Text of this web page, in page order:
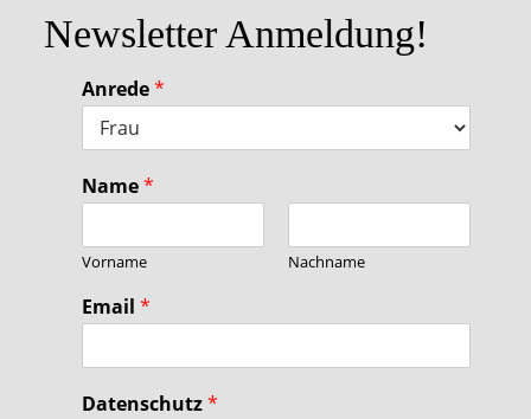
Newsletter Anmeldung!
Anrede*
Name*
Vorname Nachname
Email*
Datenschutz*